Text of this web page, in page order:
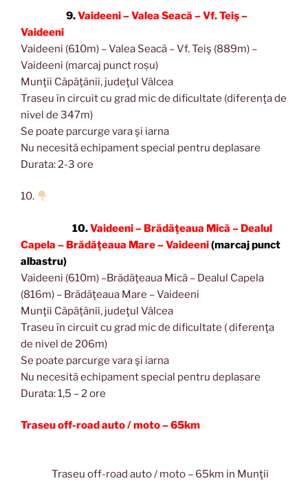
9.Vaideeni – Valea Seacă – Vf. Teiş –
Vaideeni
Vaideeni (610m) – Valea Seacă – Vf. Teiş (889m) –
Vaideeni (marcaj punct roșu)
Munţii Căpăţânii, judeţul Vâlcea
Traseu în circuit cu grad mic de dificultate (diferenţa de
nivel de 347m)
Se poate parcurge vara şi iarna
Nu necesită echipament special pentru deplasare
Durata: 2-3 ore
10.
10.Vaideeni – Brădăţeaua Mică – Dealul
Capela – Brădăţeaua Mare – Vaideeni(marcaj punct
albastru)
Vaideeni (610m) –Brădăţeaua Mică – Dealul Capela
(816m) – Brădăţeaua Mare – Vaideeni
Munţii Căpăţânii, judeţul Vâlcea
Traseu în circuit cu grad mic de dificultate ( diferenţa
de nivel de 206m)
Se poate parcurge vara şi iarna
Nu necesită echipament special pentru deplasare
Durata: 1,5 – 2 ore
Traseu off-road auto / moto – 65km
Traseu off-road auto / moto – 65km in Munţii